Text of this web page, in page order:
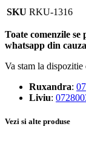
SKU RKU-1316
Toate comenzile se
whatsapp din
Va stam la
Ruxandra:
Liviu:
Vezi si alte produse